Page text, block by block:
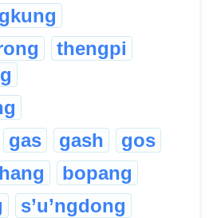
thengpi
gas gash gos
bopang
s’u’ngdong